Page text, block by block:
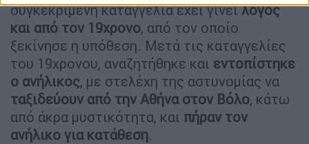
συγκεκριμένη καταγγελία έχει γίνειλόγος
και από τον 19χρονο, από τον οποίο
ξεκίνησε η υπόθεση. Μετά τις καταγγελίες
του 19χρονου, αναζητήθηκε και εντοπίστηκε
ο ανήλικος, με στελέχη της αστυνομίας να
ταξιδεύουν από την Αθήνα στον Βόλο, κάτω
από άκρα μυστικότητα, και πήραν τον
ανήλικο για κατάθεση.